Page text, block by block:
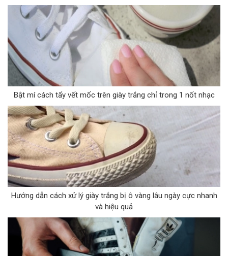
Bật mí cách tẩy vết mốc trên giày trắng chỉ trong 1 nốt nhạc
Hướng dẫn cách xử lý giày trắng bị ô vàng lâu ngày cực nhanh
và hiệu quả